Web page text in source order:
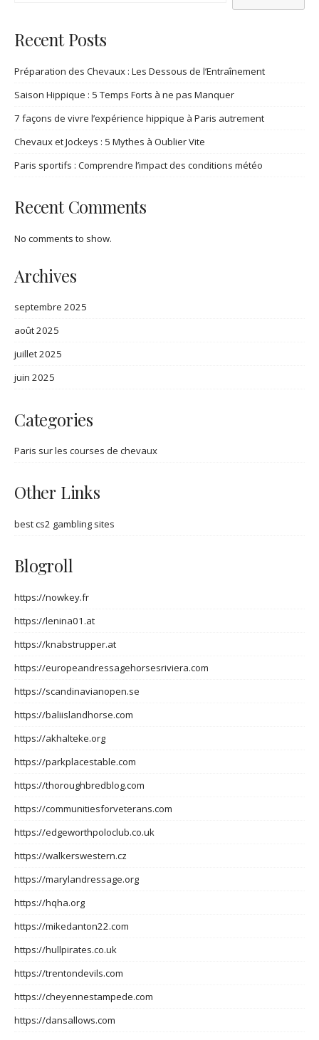
Recent Posts
Préparation des Chevaux : Les Dessous de l’Entraînement
Saison Hippique : 5 Temps Forts à ne pas Manquer
7 façons de vivre l’expérience hippique à Paris autrement
Chevaux et Jockeys : 5 Mythes à Oublier Vite
Paris sportifs : Comprendre l’impact des conditions météo
Recent Comments
No comments to show.
Archives
septembre 2025
août 2025
juillet 2025
juin 2025
Categories
Paris sur les courses de chevaux
Other Links
best cs2 gambling sites
Blogroll
https://nowkey.fr
https://lenina01.at
https://knabstrupper.at
https://europeandressagehorsesriviera.com
https://scandinavianopen.se
https://baliislandhorse.com
https://akhalteke.org
https://parkplacestable.com
https://thoroughbredblog.com
https://communitiesforveterans.com
https://edgeworthpoloclub.co.uk
https://walkerswestern.cz
https://marylandressage.org
https://hqha.org
https://mikedanton22.com
https://hullpirates.co.uk
https://trentondevils.com
https://cheyennestampede.com
https://dansallows.com